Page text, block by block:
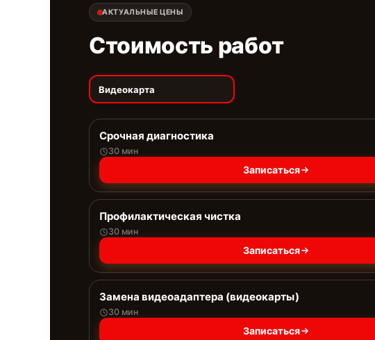
АКТУАЛЬНЫЕ ЦЕНЫ
Стоимость работ
Видеокарта
Срочная диагностика
30 мин
Записаться
Профилактическая чистка
30 мин
Записаться
Замена видеоадаптера (видеокарты)
30 мин
Записаться